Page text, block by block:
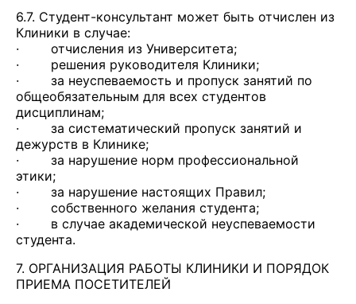
6.7. Студент-консультант может быть отчислен из
Клиники в случае:
· отчисления из Университета;
· решения руководителя Клиники;
· за неуспеваемость и пропуск занятий по
общеобязательным для всех студентов
дисциплинам;
· за систематический пропуск занятий и
дежурств в Клинике;
· за нарушение норм профессиональной
этики;
· за нарушение настоящих Правил;
· собственного желания студента;
· в случае академической неуспеваемости
студента.
7. ОРГАНИЗАЦИЯ РАБОТЫ КЛИНИКИ И ПОРЯДОК
ПРИЕМА ПОСЕТИТЕЛЕЙ